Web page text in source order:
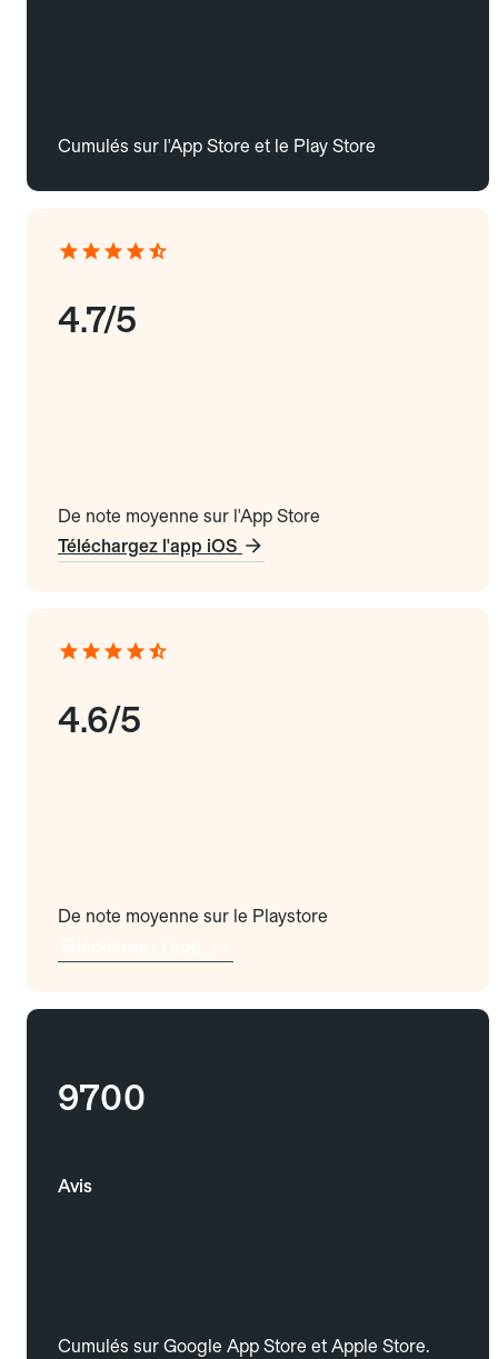
Cumulés sur l'App Store et le Play Store
4.7/5
De note moyenne sur l'App Store
Téléchargez l'app iOS
4.6/5
De note moyenne sur le Playstore
9700
Avis
Cumulés sur Google App Store et Apple Store.